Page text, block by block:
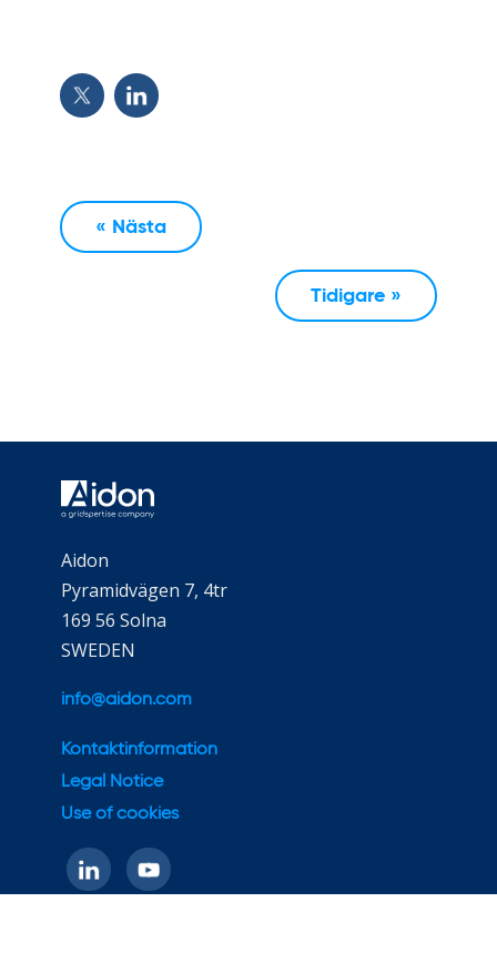
« Nästa
Tidigare »
Aidon
Pyramidvägen 7, 4tr
169 56 Solna
SWEDEN
info@aidon.com
Kontaktinformation
Legal Notice
Use of cookies